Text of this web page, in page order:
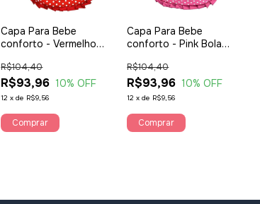
Capa Para Bebe
conforto - Vermelho
R$93,96
R$104,40
10% OFF
12 xde R$9,56
Comprar
Capa Para Bebe
conforto - Pink Bola
R$93,96
R$104,40
10% OFF
12 xde R$9,56
Comprar